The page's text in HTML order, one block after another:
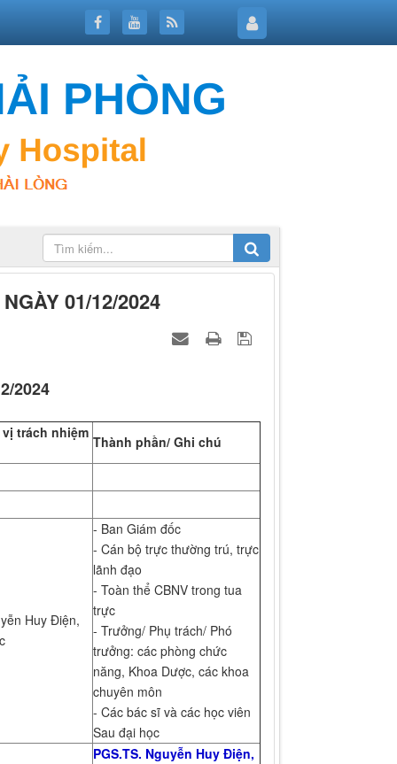
01/12/2024
2024
trách nhiệm
Thành phần/ Ghi chú
Huy Điện,
- Ban Giám đốc
- Cán bộ trực thường trú, trực
lãnh đạo
- Toàn thể CBNV trong tua
trực
- Trưởng/ Phụ trách/ Phó
trưởng: các phòng chức
năng, Khoa Dược, các khoa
chuyên môn
- Các bác sĩ và các học viên
Sau đại học
PGS.TS. Nguyễn Huy Điện,